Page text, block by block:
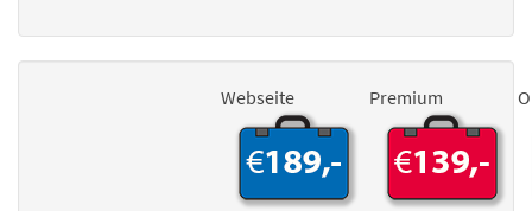
Webseite Premium